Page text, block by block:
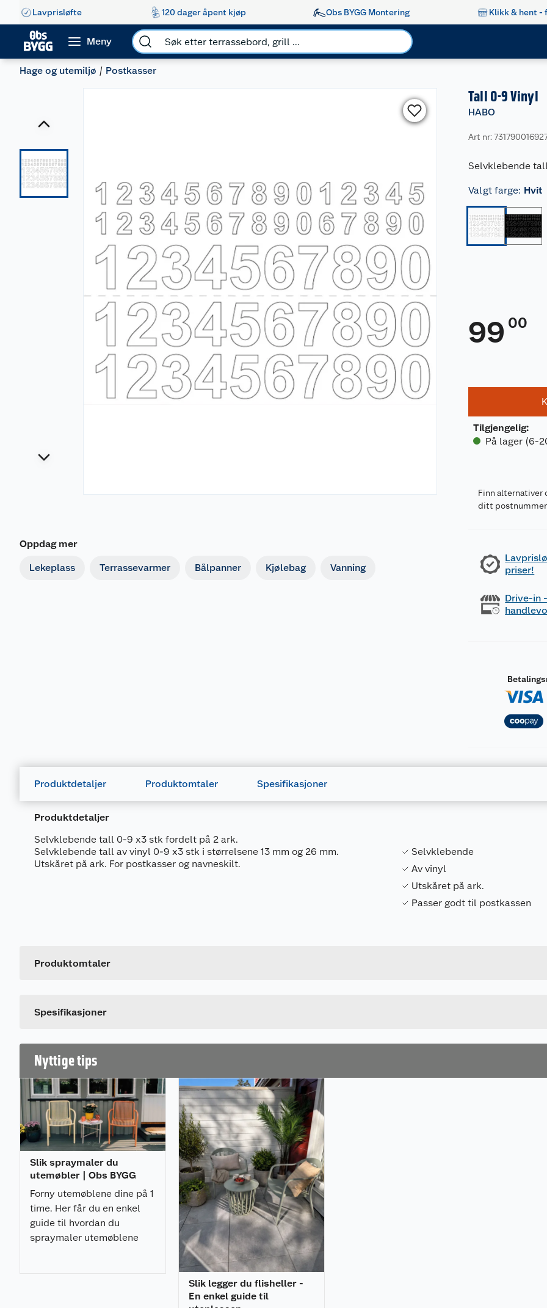
Lavprisløfte 120 dager åpent kjøp Obs BYGG Montering Klikk & hent -
Meny
Hage og utemiljø Postkasser
Oppdag mer
Lekeplass Terrassevarmer Bålpanner Kjølebag Vanning
Tall 0-9 Vinyl
HABO
Art nr:
Selvklebende
Valgt farge: Hvit
99 00
Tilgjengelig:
På lager (6-
Finn alternativer
ditt postnummer
priser!
Drive-in
Produktdetaljer Produktomtaler Spesifikasjoner
Produktdetaljer
Selvklebende tall 0-9 x3 stk fordelt på 2 ark.
Selvklebende tall av vinyl 0-9 x3 stk i størrelsene 13 mm og 26 mm.
Utskåret på ark. For postkasser og navneskilt.
Selvklebende
Av vinyl
Utskåret på ark.
Passer godt til postkassen
Produktomtaler
Spesifikasjoner
Leverandørens artikkelnummer
Nyttige tips
Slik spraymaler du
utemøbler | Obs BYGG
Forny utemøblene dine på 1
time. Her får du en enkel
guide til hvordan du
spraymaler utemøblene
Slik legger du flisheller -
En enkel guide til